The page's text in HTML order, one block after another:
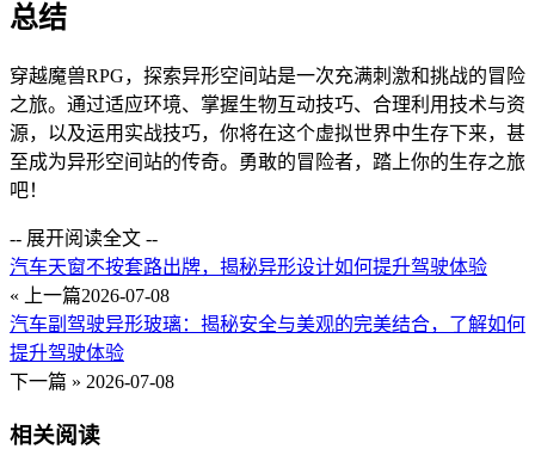
总结
穿越魔兽RPG，探索异形空间站是一次充满刺激和挑战的冒险
之旅。通过适应环境、掌握生物互动技巧、合理利用技术与资
源，以及运用实战技巧，你将在这个虚拟世界中生存下来，甚
至成为异形空间站的传奇。勇敢的冒险者，踏上你的生存之旅
吧！
-- 展开阅读全文 --
汽车天窗不按套路出牌，揭秘异形设计如何提升驾驶体验
« 上一篇2026-07-08
汽车副驾驶异形玻璃：揭秘安全与美观的完美结合，了解如何
提升驾驶体验
下一篇 » 2026-07-08
相关阅读